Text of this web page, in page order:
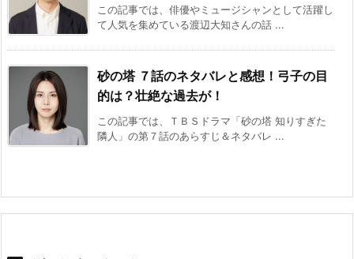
この記事では、俳優やミュージシャンとして活躍し
て人気を集めている渡辺大知さんの話 ...
砂の塔 ７話のネタバレと感想！弓子の目
的は？壮絶な過去が！
この記事では、ＴＢＳドラマ「砂の塔 知りすぎた
隣人」の第７話のあらすじ＆ネタバレ ...